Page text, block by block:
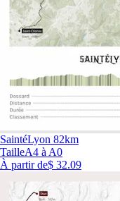
SaintéLyon 82km
TailleA4 à A0
À partir de$ 32.09